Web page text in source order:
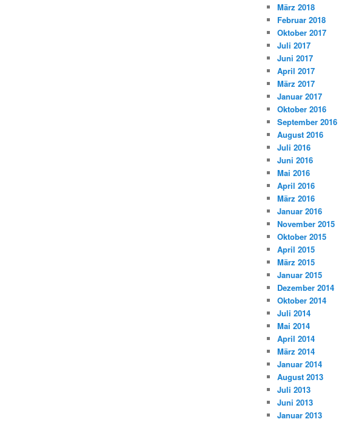
März 2018
Februar 2018
Oktober 2017
Juli 2017
Juni 2017
April 2017
März 2017
Januar 2017
Oktober 2016
September 2016
August 2016
Juli 2016
Juni 2016
Mai 2016
April 2016
März 2016
Januar 2016
November 2015
Oktober 2015
April 2015
März 2015
Januar 2015
Dezember 2014
Oktober 2014
Juli 2014
Mai 2014
April 2014
März 2014
Januar 2014
August 2013
Juli 2013
Juni 2013
Januar 2013